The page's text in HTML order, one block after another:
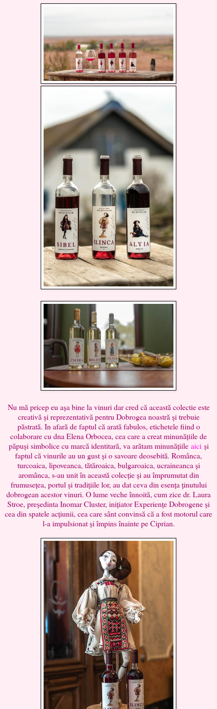
Nu mă pricep eu așa bine la vinuri dar cred că această colectie este
creativă și reprezentativă pentru Dobrogea noastră și trebuie
păstrată. In afară de faptul că arată fabulos, etichetele fiind o
colaborare cu dna Elena Orbocea, cea care a creat minunățiile de
păpuși simbolice cu marcă identitară, va arătam minunățiile aici și
faptul că vinurile au un gust și o savoare deosebită. Românca,
turcoaica, lipoveanca, tătăroaica, bulgaroaica, ucraineanca și
aromânca, s-au unit în această colecție și au împrumutat din
frumusețea, portul și tradițiile lor, au dat ceva din esența ținutului
dobrogean acestor vinuri. O lume veche înnoită, cum zice dr. Laura
Stroe, președinta Inomar Cluster, inițiator Experiențe Dobrogene și
cea din spatele acțiunii, cea care sânt convinsă că a fost motorul care
l-a impulsionat și împins înainte pe Ciprian.